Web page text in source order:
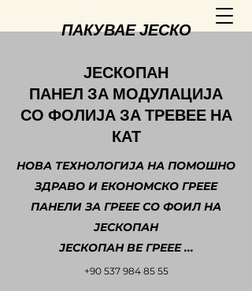
ПАКУВАЕ ЈЕСКО
ЈЕСКОПАН
ПАНЕЛ ЗА МОДУЛАЦИЈА
СО ФОЛИЈА ЗА ТРЕВЕЕ НА
КАТ
НОВА ТЕХНОЛОГИЈА НА ПОМОШНО
ЗДРАВО И ЕКОНОМСКО ГРЕЕЕ
ПАНЕЛИ ЗА ГРЕЕЕ СО ФОИЛ НА
ЈЕСКОПАН
ЈЕСКОПАН ВЕ ГРЕЕЕ ...
+90 537 984 85 55